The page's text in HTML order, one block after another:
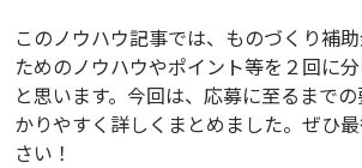
このノウハウ記事では、ものづくり補
ためのノウハウやポイント等を２回に
と思います。今回は、応募に至るまで
かりやすく詳しくまとめました。ぜひ
さい！